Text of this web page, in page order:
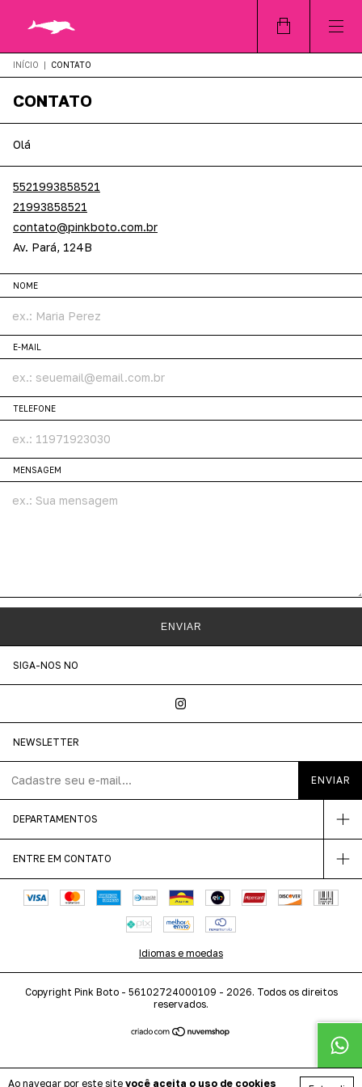
Ao navegar por este site você aceita o uso de cookies
INÍCIO | CONTATO
CONTATO
Olá
5521993858521
21993858521
contato@pinkboto.com.br
Av. Pará, 124B
NOME
E-MAIL
TELEFONE
MENSAGEM
ENVIAR
SIGA-NOS NO
NEWSLETTER
DEPARTAMENTOS
ENTRE EM CONTATO
Idiomas e moedas
Copyright Pink Boto - 56102724000109 - 2026. Todos os direitos
reservados.